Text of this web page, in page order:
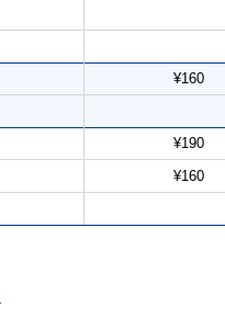
¥160
¥190
¥160